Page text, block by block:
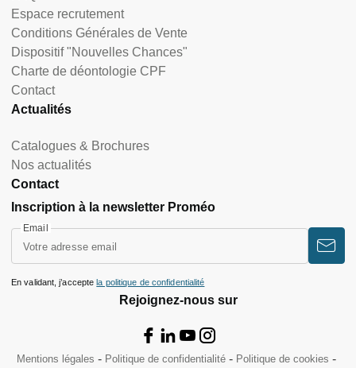
Espace recrutement
Conditions Générales de Vente
Dispositif "Nouvelles Chances"
Charte de déontologie CPF
Contact
Actualités
Catalogues & Brochures
Nos actualités
Contact
Rejoignez-nous sur
Inscription à la newsletter Proméo
Email
En validant, j’accepte la politique de confidentialité
Mentions légales Politique de confidentialité Politique de cookies